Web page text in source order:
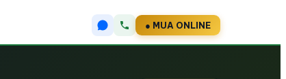
● MUA ONLINE